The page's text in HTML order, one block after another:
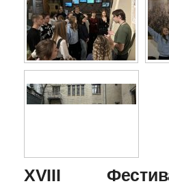
XVIII